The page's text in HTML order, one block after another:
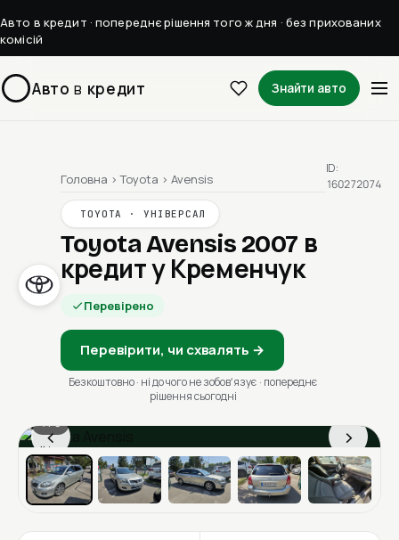
Авто в кредит · попереднє рішення того ж дня · без прихованих
комісій
Авто в кредит Знайти авто
Головна › Toyota › Avensis
TOYOTA · УНІВЕРСАЛ
Toyota Avensis 2007 в
кредит у Кременчук
Перевірено
Перевірити, чи схвалять →
Безкоштовно · ні до чого не зобовʼязує · попереднє
рішення сьогодні
ID:
160272074
‹ ›
1 / 6
Ціна в місяць